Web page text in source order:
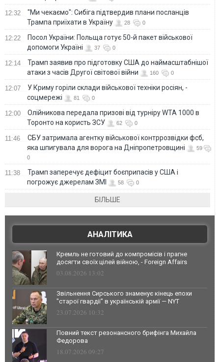
12:32
"Ми чекаємо": Сибіга підтвердив плани посланців
Трампа приїхати в Україну
28 0
12:22
Посол України: Польща готує 50-й пакет військової
допомоги Україні
37 0
12:14
Трамп заявив про підготовку США до наймасштабнішої
атаки з часів Другої світової війни
160 0
12:07
У Криму горіли склади військової техніки росіян, -
соцмережі
81 0
12:00
Олійникова передала призові від турніру WTA 1000 в
Торонто на користь ЗСУ
62 0
11:46
СБУ затримала агентку військової контррозвідки фсб,
яка шпигувала для ворога на Дніпропетровщині
59
0
11:38
Трамп заперечує дефіцит боєприпасів у США і
погрожує джерелам ЗМІ
58 0
БІЛЬШЕ
АНАЛІТИКА
Кремль не готовий до компромісів і прагне
досягти своїх цілей війною, - Foreign Affairs
03.08.2026 13:02
Звільнення Сирського знаменує кінець епохи
"старої гвардії" в українській армії — NYT
23.07.2026 10:32
Повний текст резонансного брифінга Михайла
Федорова
18.07.2026 09:27